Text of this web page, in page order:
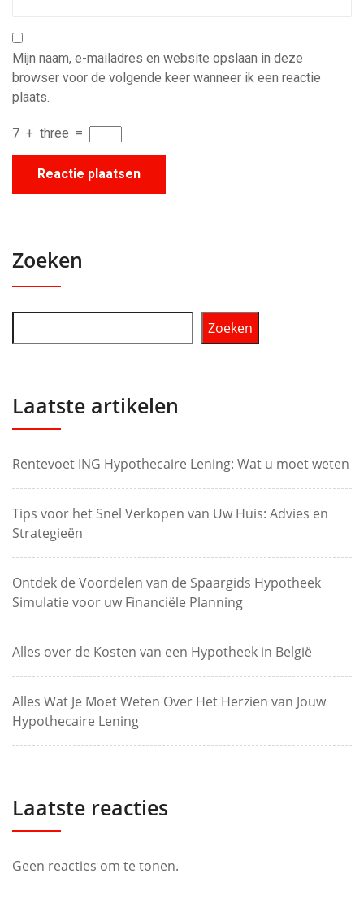
Mijn naam, e-mailadres en website opslaan in deze
browser voor de volgende keer wanneer ik een reactie
plaats.
7 + three =
Zoeken
Zoeken
Laatste artikelen
Rentevoet ING Hypothecaire Lening: Wat u moet weten
Tips voor het Snel Verkopen van Uw Huis: Advies en
Strategieën
Ontdek de Voordelen van de Spaargids Hypotheek
Simulatie voor uw Financiële Planning
Alles over de Kosten van een Hypotheek in België
Alles Wat Je Moet Weten Over Het Herzien van Jouw
Hypothecaire Lening
Laatste reacties
Geen reacties om te tonen.